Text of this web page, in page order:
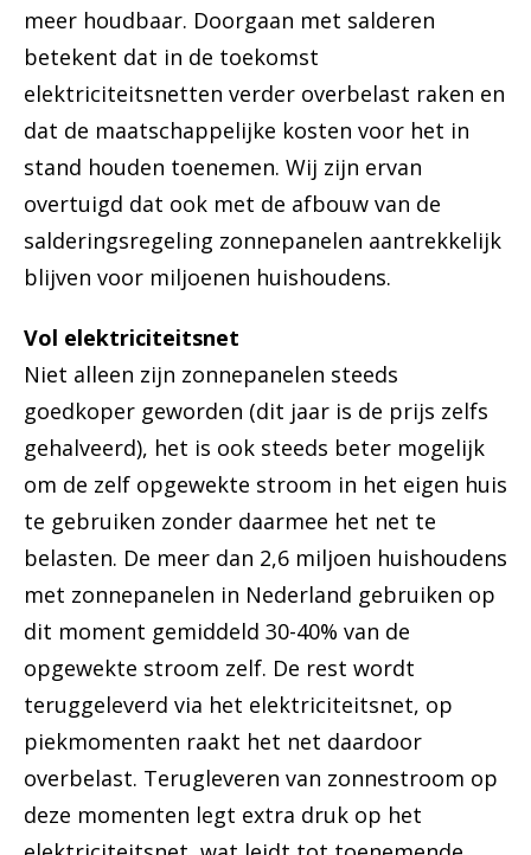
meer houdbaar. Doorgaan met salderen
betekent dat in de toekomst
elektriciteitsnetten verder overbelast raken en
dat de maatschappelijke kosten voor het in
stand houden toenemen. Wij zijn ervan
overtuigd dat ook met de afbouw van de
salderingsregeling zonnepanelen aantrekkelijk
blijven voor miljoenen huishoudens.
Vol elektriciteitsnet
Niet alleen zijn zonnepanelen steeds
goedkoper geworden (dit jaar is de prijs zelfs
gehalveerd), het is ook steeds beter mogelijk
om de zelf opgewekte stroom in het eigen huis
te gebruiken zonder daarmee het net te
belasten. De meer dan 2,6 miljoen huishoudens
met zonnepanelen in Nederland gebruiken op
dit moment gemiddeld 30-40% van de
opgewekte stroom zelf. De rest wordt
teruggeleverd via het elektriciteitsnet, op
piekmomenten raakt het net daardoor
overbelast. Terugleveren van zonnestroom op
deze momenten legt extra druk op het